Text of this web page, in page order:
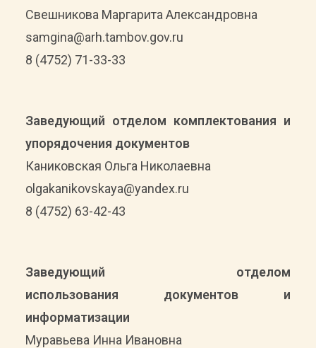
Свешникова Маргарита Александровна
samgina@arh.tambov.gov.ru
8 (4752) 71-33-33
Заведующий отделом комплектования и
упорядочения документов
Каниковская Ольга Николаевна
olgakanikovskaya@yandex.ru
8 (4752) 63-42-43
Заведующий отделом
использования документов и
информатизации
Муравьева Инна Ивановна